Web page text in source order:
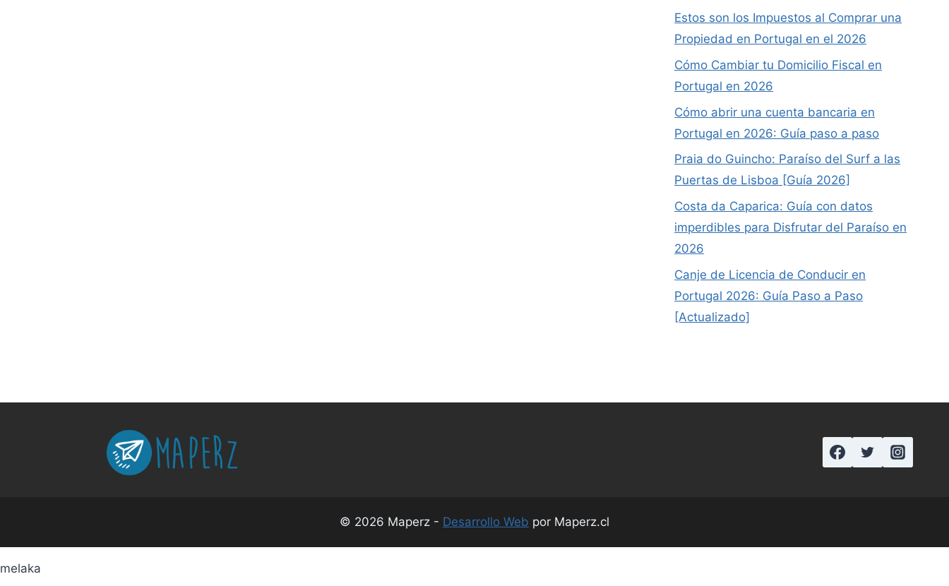
Estos son los Impuestos al Comprar una
Propiedad en Portugal en el 2026
Cómo Cambiar tu Domicilio Fiscal en
Portugal en 2026
Cómo abrir una cuenta bancaria en
Portugal en 2026: Guía paso a paso
Praia do Guincho: Paraíso del Surf a las
Puertas de Lisboa [Guía 2026]
Costa da Caparica: Guía con datos
imperdibles para Disfrutar del Paraíso en
2026
Canje de Licencia de Conducir en
Portugal 2026: Guía Paso a Paso
[Actualizado]
© 2026 Maperz - Desarrollo Web por Maperz.cl
melaka